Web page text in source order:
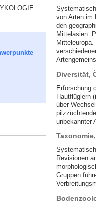
von Arten im
den
Mittelasien.
Diversität,
Erforschung
Hautflüglern
über
unbekannter
Revisionen
Gruppen